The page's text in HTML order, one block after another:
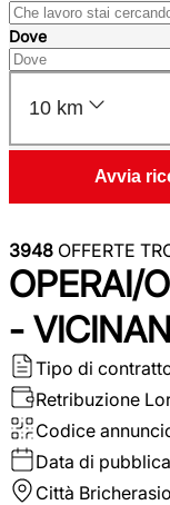
Dove
10 km
Avvia
3948 OFFERTE
OPERAI/
-
Tipo di
Retribuzione
Codice
Data di
Città Bricherasio